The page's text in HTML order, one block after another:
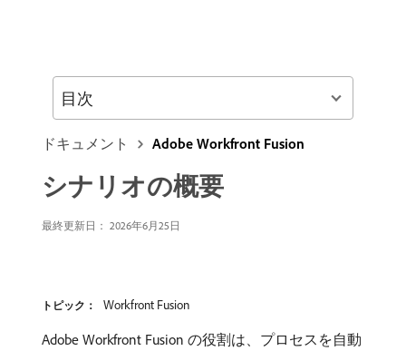
ドキュメント Adobe Workfront Fusion
シナリオの概要
最終更新日： 2026年6月25日
トピック： Workfront Fusion
Adobe Workfront Fusion の役割は、プロセスを自動
目次